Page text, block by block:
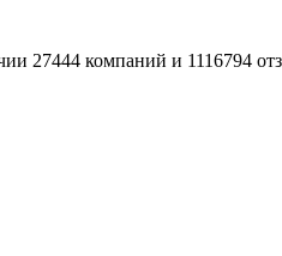
27444 компаний и 1116794